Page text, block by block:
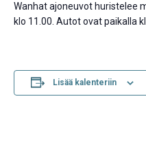
Wanhat ajoneuvot huristelee
klo 11.00. Autot ovat paikalla
Lisää kalenteriin